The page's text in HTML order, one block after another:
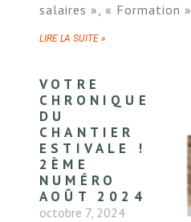
salaires », « Formation »
LIRE LA SUITE »
VOTRE
CHRONIQUE
DU
CHANTIER
ESTIVALE !
2ÈME
NUMÉRO
AOÛT 2024
octobre 7, 2024